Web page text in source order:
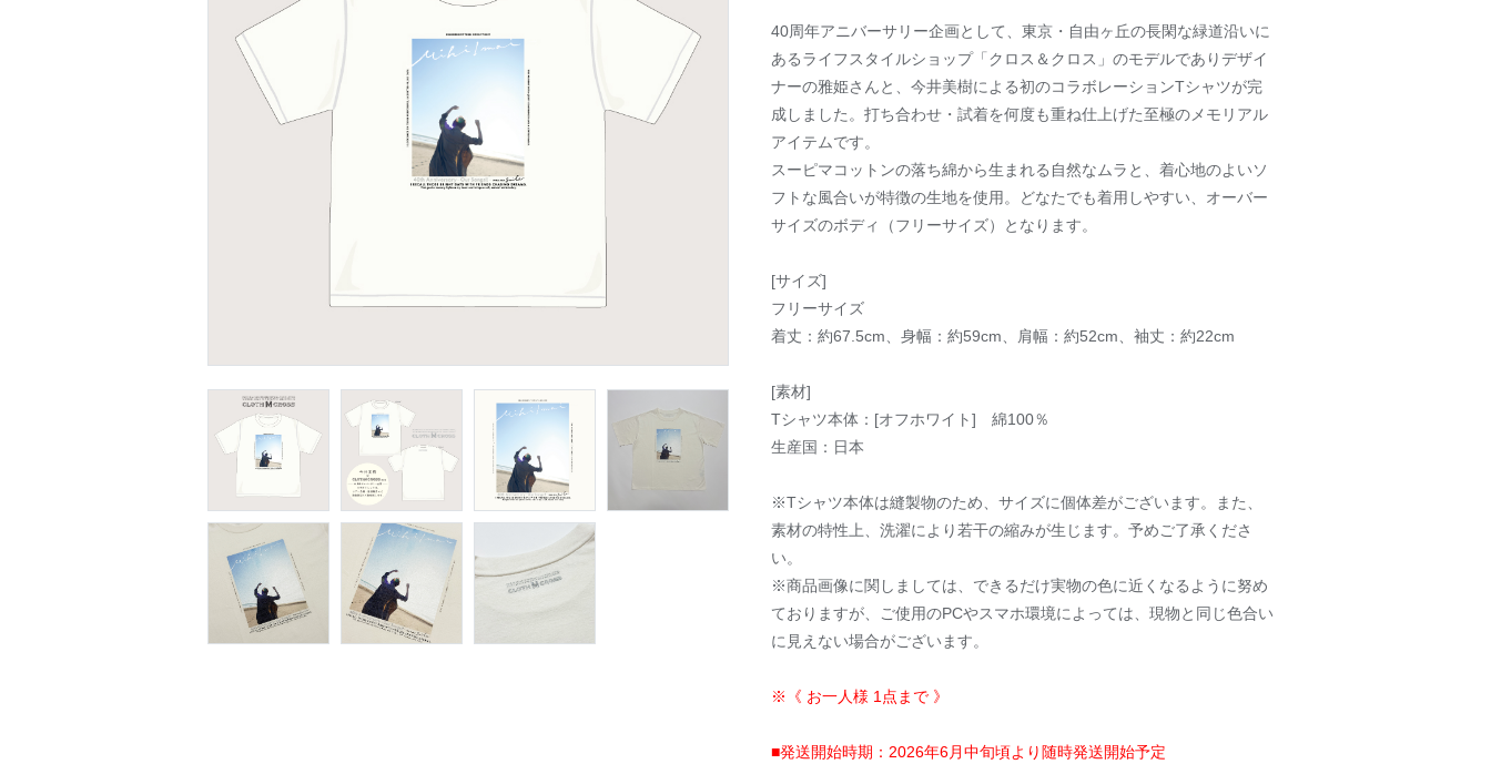
40周年アニバーサリー企画として、東京・自由ヶ丘の長閑な緑道沿いに
あるライフスタイルショップ「クロス＆クロス」のモデルでありデザイ
ナーの雅姫さんと、今井美樹による初のコラボレーションTシャツが完
成しました。打ち合わせ・試着を何度も重ね仕上げた至極のメモリアル
アイテムです。
スーピマコットンの落ち綿から生まれる自然なムラと、着心地のよいソ
フトな風合いが特徴の生地を使用。どなたでも着用しやすい、オーバー
サイズのボディ（フリーサイズ）となります。
[サイズ]
フリーサイズ
着丈：約67.5cm、身幅：約59cm、肩幅：約52cm、袖丈：約22cm
[素材]
Tシャツ本体：[オフホワイト] 綿100％
生産国：日本
※Tシャツ本体は縫製物のため、サイズに個体差がございます。また、
素材の特性上、洗濯により若干の縮みが生じます。予めご了承くださ
い。
※商品画像に関しましては、できるだけ実物の色に近くなるように努め
ておりますが、ご使用のPCやスマホ環境によっては、現物と同じ色合い
に見えない場合がございます。
※《 お一人様 1点まで 》
■発送開始時期：2026年6月中旬頃より随時発送開始予定